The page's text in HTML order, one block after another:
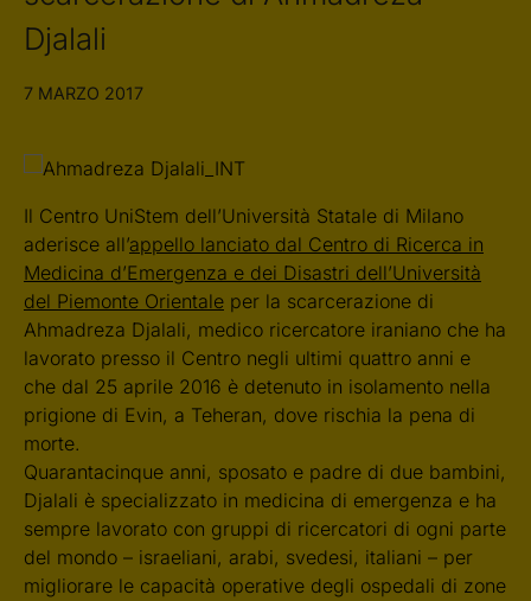
Djalali
7 MARZO 2017
Il Centro UniStem dell’Università Statale di Milano
aderisce all’appello lanciato dal Centro di Ricerca in
Medicina d’Emergenza e dei Disastri dell’Università
del Piemonte Orientale per la scarcerazione di
Ahmadreza Djalali, medico ricercatore iraniano che ha
lavorato presso il Centro negli ultimi quattro anni e
che dal 25 aprile 2016 è detenuto in isolamento nella
prigione di Evin, a Teheran, dove rischia la pena di
morte.
Quarantacinque anni, sposato e padre di due bambini,
Djalali è specializzato in medicina di emergenza e ha
sempre lavorato con gruppi di ricercatori di ogni parte
del mondo – israeliani, arabi, svedesi, italiani – per
migliorare le capacità operative degli ospedali di zone